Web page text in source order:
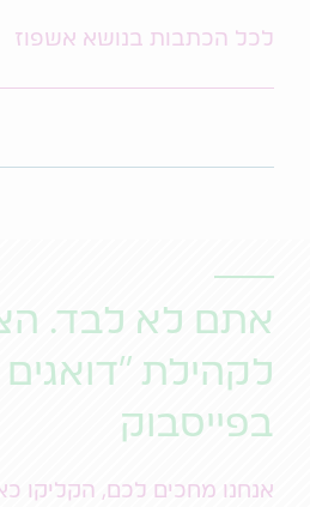
לכל הכתבות בנושא אשפוז
אתם לא לבד.
לקהילת
בפייסבוק
אנחנו מחכים לכם, הקליקו